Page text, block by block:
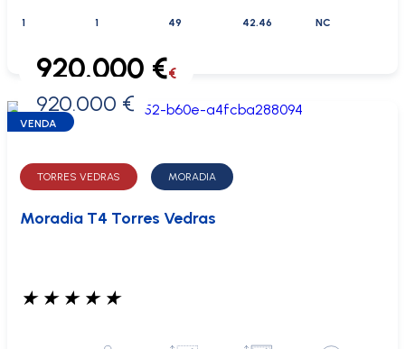
1 1 49 42.46 NC
0 €
920.000 €€
920.000 €
VENDA
TORRES VEDRAS MORADIA
Moradia T4 Torres Vedras
★ ★ ★ ★ ★